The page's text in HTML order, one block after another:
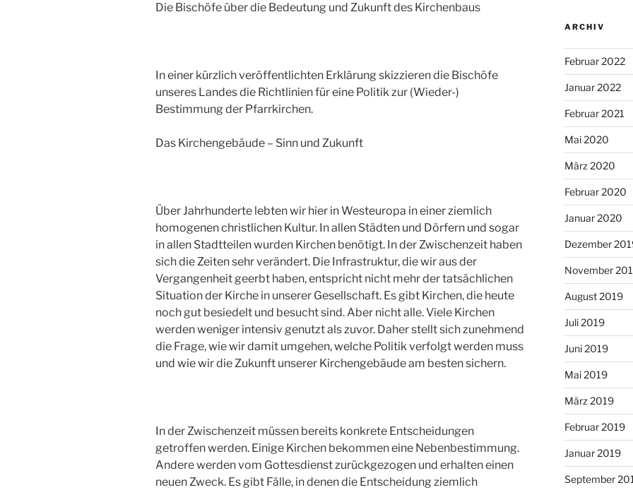
Die Bischöfe über die Bedeutung und Zukunft des Kirchenbaus
In einer kürzlich veröffentlichten Erklärung skizzieren die Bischöfe
unseres Landes die Richtlinien für eine Politik zur (Wieder-)
Bestimmung der Pfarrkirchen.
Das Kirchengebäude – Sinn und Zukunft
Über Jahrhunderte lebten wir hier in Westeuropa in einer ziemlich
homogenen christlichen Kultur. In allen Städten und Dörfern und sogar
in allen Stadtteilen wurden Kirchen benötigt. In der Zwischenzeit haben
sich die Zeiten sehr verändert. Die Infrastruktur, die wir aus der
Vergangenheit geerbt haben, entspricht nicht mehr der tatsächlichen
Situation der Kirche in unserer Gesellschaft. Es gibt Kirchen, die heute
noch gut besiedelt und besucht sind. Aber nicht alle. Viele Kirchen
werden weniger intensiv genutzt als zuvor. Daher stellt sich zunehmend
die Frage, wie wir damit umgehen, welche Politik verfolgt werden muss
und wie wir die Zukunft unserer Kirchengebäude am besten sichern.
In der Zwischenzeit müssen bereits konkrete Entscheidungen
getroffen werden. Einige Kirchen bekommen eine Nebenbestimmung.
Andere werden vom Gottesdienst zurückgezogen und erhalten einen
neuen Zweck. Es gibt Fälle, in denen die Entscheidung ziemlich
ARCHIV
Februar 2022
Januar 2022
Februar 2021
Mai 2020
März 2020
Februar 2020
Januar 2020
Dezember
November
August 2019
Juli 2019
Juni 2019
Mai 2019
März 2019
Februar 2019
Januar 2019
September